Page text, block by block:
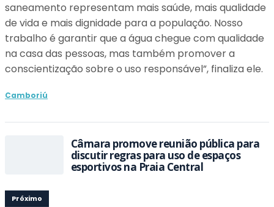
saneamento representam mais saúde, mais qualidade
de vida e mais dignidade para a população. Nosso
trabalho é garantir que a água chegue com qualidade
na casa das pessoas, mas também promover a
conscientização sobre o uso responsável”, finaliza ele.
Camboriú
Câmara promove reunião pública para
discutir regras para uso de espaços
esportivos na Praia Central
Próximo